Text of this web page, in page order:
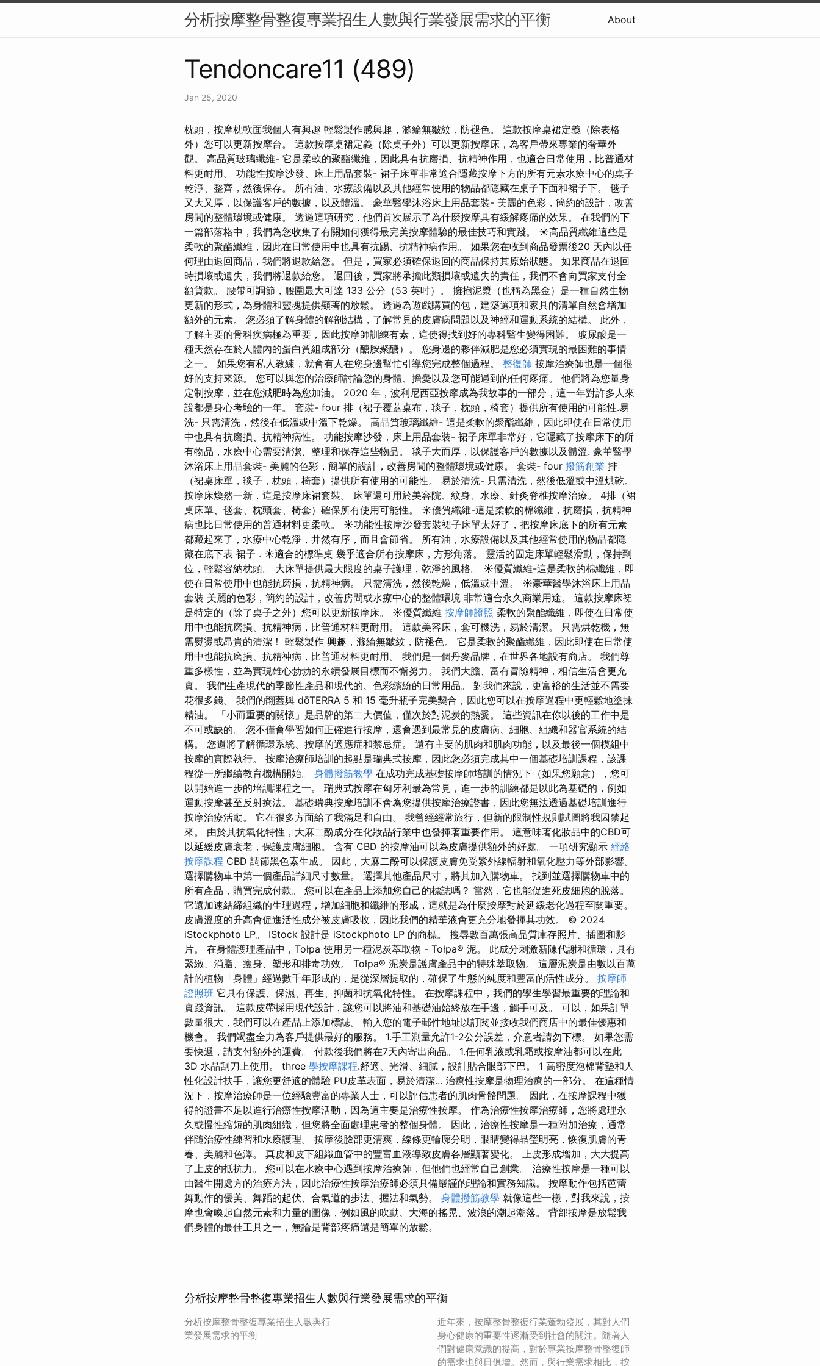
分析按摩整骨整復專業招生人數與行業發展需求的平衡 About
Tendoncare11 (489)
Jan 25, 2020
枕頭，按摩枕軟面我個人有興趣 輕鬆製作感興趣，滌綸無皺紋，防褪色。 這款按摩桌裙定義（除表格
外）您可以更新按摩台。 這款按摩桌裙定義（除桌子外）可以更新按摩床，為客戶帶來專業的奢華外
觀。 高品質玻璃纖維- 它是柔軟的聚酯纖維，因此具有抗磨損、抗精神作用，也適合日常使用，比普通材
料更耐用。 功能性按摩沙發、床上用品套裝- 裙子床單非常適合隱藏按摩下方的所有元素水療中心的桌子
乾淨、整齊，然後保存。 所有油、水療設備以及其他經常使用的物品都隱藏在桌子下面和裙子下。 毯子
又大又厚，以保護客戶的數據，以及體溫。 豪華醫學沐浴床上用品套裝- 美麗的色彩，簡約的設計，改善
房間的整體環境或健康。 透過這項研究，他們首次展示了為什麼按摩具有緩解疼痛的效果。 在我們的下
一篇部落格中，我們為您收集了有關如何獲得最完美按摩體驗的最佳技巧和實踐。 ☀高品質纖維這些是
柔軟的聚酯纖維，因此在日常使用中也具有抗踢、抗精神病作用。 如果您在收到商品發票後20 天內以任
何理由退回商品，我們將退款給您。 但是，買家必須確保退回的商品保持其原始狀態。 如果商品在退回
時損壞或遺失，我們將退款給您。 退回後，買家將承擔此類損壞或遺失的責任，我們不會向買家支付全
額貨款。 腰帶可調節，腰圍最大可達 133 公分（53 英吋）。 擁抱泥漿（也稱為黑金）是一種自然生物
更新的形式，為身體和靈魂提供顯著的放鬆。 透過為遊戲購買的包，建築選項和家具的清單自然會增加
額外的元素。 您必須了解身體的解剖結構，了解常見的皮膚病問題以及神經和運動系統的結構。 此外，
了解主要的骨科疾病極為重要，因此按摩師訓練有素，這使得找到好的專科醫生變得困難。 玻尿酸是一
種天然存在於人體內的蛋白質組成部分（醣胺聚醣）。 您身邊的夥伴減肥是您必須實現的最困難的事情
之一。 如果您有私人教練，就會有人在您身邊幫忙引導您完成整個過程。 整復師 按摩治療師也是一個很
好的支持來源。 您可以與您的治療師討論您的身體、擔憂以及您可能遇到的任何疼痛。 他們將為您量身
定制按摩，並在您減肥時為您加油。 2020 年，波利尼西亞按摩成為我故事的一部分，這一年對許多人來
說都是身心考驗的一年。 套裝- four 排（裙子覆蓋桌布，毯子，枕頭，椅套）提供所有使用的可能性.易
洗- 只需清洗，然後在低溫或中溫下乾燥。 高品質玻璃纖維- 這是柔軟的聚酯纖維，因此即使在日常使用
中也具有抗磨損、抗精神病性。 功能按摩沙發，床上用品套裝- 裙子床單非常好，它隱藏了按摩床下的所
有物品，水療中心需要清潔、整理和保存這些物品。 毯子大而厚，以保護客戶的數據以及體溫. 豪華醫學
沐浴床上用品套裝- 美麗的色彩，簡單的設計，改善房間的整體環境或健康。 套裝- four 撥筋創業 排
（裙桌床單，毯子，枕頭，椅套）提供所有使用的可能性。 易於清洗- 只需清洗，然後​​低溫或中溫烘乾。
按摩床煥然一新，這是按摩床裙套裝。 床單還可用於美容院、紋身、水療、針灸脊椎按摩治療。 4排（裙
桌床單、毯套、枕頭套、椅套）確保所有使用可能性。 ☀優質纖維-這是柔軟的棉纖維，抗磨損，抗精神
病也比日常使用的普通材料更柔軟。 ☀功能性按摩沙發套裝裙子床單太好了，把按摩床底下的所有元素
都藏起來了，水療中心乾淨，井然有序，而且會節省。 所有油，水療設備以及其他經常使用的物品都隱
藏在底下表 裙子 . ☀適合的標準桌 幾乎適合所有按摩床，方形角落。 靈活的固定床單輕鬆滑動，保持到
位，輕鬆容納枕頭。 大床單提供最大限度的桌子護理，乾淨的風格。 ☀優質纖維-這是柔軟的棉纖維，即
使在日常使用中也能抗磨損，抗精神病。 只需清洗，然後​​乾燥，低溫或中溫。 ☀豪華醫學沐浴床上用品
套裝 美麗的色彩，簡約的設計，改善房間或水療中心的整體環境 非常適合永久商業用途。 這款按摩床裙
是特定的（除了桌子之外）您可以更新按摩床。 ☀優質纖維 按摩師證照 柔軟的聚酯纖維，即使在日常使
用中也能抗磨損、抗精神病，比普通材料更耐用。 這款美容床，套可機洗，易於清潔。 只需烘乾機，無
需熨燙或昂貴的清潔！ 輕鬆製作 興趣，滌綸無皺紋，防褪色。 它是柔軟的聚酯纖維，因此即使在日常使
用中也能抗磨損、抗精神病，比普通材料更耐用。 我們是一個丹麥品牌，在世界各地設有商店。 我們尊
重多樣性，並為實現雄心勃勃的永續發展目標而不懈努力。 我們大膽、富有冒險精神，相信生活會更充
實。 我們生產現代的季節性產品和現代的、色彩繽紛的日常用品。 對我們來說，更富裕的生活並不需要
花很多錢。 我們的翻蓋與 dōTERRA 5 和 15 毫升瓶子完美契合，因此您可以在按摩過程中更輕鬆地塗抹
精油。 「小而重要的關懷」是品牌的第二大價值，僅次於對泥炭的熱愛。 這些資訊在你以後的工作中是
不可或缺的。 您不僅會學習如何正確進行按摩，還會遇到最常見的皮膚病、細胞、組織和器官系統的結
構。 您還將了解循環系統、按摩的適應症和禁忌症。 還有主要的肌肉和肌肉功能，以及最後一個模組中
按摩的實際執行。 按摩治療師培訓的起點是瑞典式按摩，因此您必須完成其中一個基礎培訓課程，該課
程從一所繼續教育機構開始。 身體撥筋教學 在成功完成基礎按摩師培訓的情況下（如果您願意），您可
以開始進一步的培訓課程之一。 瑞典式按摩在匈牙利最為常見，進一步的訓練都是以此為基礎的，例如
運動按摩甚至反射療法。 基礎瑞典按摩培訓不會為您提供按摩治療證書，因此您無法透過基礎培訓進行
按摩治療活動。 它在很多方面給了我滿足和自由。 我曾經經常旅行，但新的限制性規則試圖將我囚禁起
來。 由於其抗氧化特性，大麻二酚成分在化妝品行業中也發揮著重要作用。 這意味著化妝品中的CBD可
以延緩皮膚衰老，保護皮膚細胞。 含有 CBD 的按摩油可以為皮膚提供額外的好處。 一項研究顯示 經絡
按摩課程 CBD 調節黑色素生成。 因此，大麻二酚可以保護皮膚免受紫外線輻射和氧化壓力等外部影響。
選擇購物車中第一個產品詳細尺寸數量。 選擇其他產品尺寸，將其加入購物車。 找到並選擇購物車中的
所有產品，購買完成付款。 您可以在產品上添加您自己的標誌嗎？ 當然，它也能促進死皮細胞的脫落。
它還加速結締組織的生理過程，增加細胞和纖維的形成，這就是為什麼按摩對於延緩老化過程至關重要。
皮膚溫度的升高會促進活性成分被皮膚吸收，因此我們的精華液會更充分地發揮其功效。 © 2024
iStockphoto LP。 IStock 設計是 iStockphoto LP 的商標。 搜尋數百萬張高品質庫存照片、插圖和影
片。 在身體護理產品中，Tołpa 使用另一種泥炭萃取物 - Tołpa® 泥。 此成分刺激新陳代謝和循環，具有
緊緻、消脂、瘦身、塑形和排毒功效。 Tołpa® 泥炭是護膚產品中的特殊萃取物。 這層泥炭是由數以百萬
計的植物「身體」經過數千年形成的，是從深層提取的，確保了生態的純度和豐富的活性成分。 按摩師
證照班 它具有保護、保濕、再生、抑菌和抗氧化特性。 在按摩課程中，我們的學生學習最重要的理論和
實踐資訊。 這款皮帶採用現代設計，讓您可以將油和基礎油始終放在手邊，觸手可及。 可以，如果訂單
數量很大，我們可以在產品上添加標誌。 輸入您的電子郵件地址以訂閱並接收我們商店中的最佳優惠和
機會。 我們竭盡全力為客戶提供最好的服務。 1.手工測量允許1-2公分誤差，介意者請勿下標。 如果您需
要快遞，請支付額外的運費。 付款後我們將在7天內寄出商品。 1.任何乳液或乳霜或按摩油都可以在此
3D 水晶刮刀上使用。 three 學按摩課程.舒適、光滑、細膩，設計貼合眼部下巴。 1 高密度泡棉背墊和人
性化設計扶手，讓您更舒適的體驗 PU皮革表面，易於清潔... 治療性按摩是物理治療的一部分。 在這種情
況下，按摩治療師是一位經驗豐富的專業人士，可以評估患者的肌肉骨骼問題。 因此，在按摩課程中獲
得的證書不足以進行治療性按摩活動，因為這主要是治療性按摩。 作為治療性按摩治療師，您將處理永
久或慢性縮短的肌肉組織，但您將全面處理患者的整個身體。 因此，治療性按摩是一種附加治療，通常
伴隨治療性練習和水療護理。 按摩後臉部更清爽，線條更輪廓分明，眼睛變得晶瑩明亮，恢復肌膚的青
春、美麗和色澤。 真皮和皮下組織血管中的豐富血液導致皮膚各層顯著變化。 上皮形成增加，大大提高
了上皮的抵抗力。 您可以在水療中心遇到按摩治療師，但他們也經常自己創業。 治療性按摩是一種可以
由醫生開處方的治療方法，因此治療性按摩治療師必須具備嚴謹的理論和實務知識。 按摩動作包括芭蕾
舞動作的優美、舞蹈的起伏、合氣道的步法、握法和氣勢。 身體撥筋教學 就像這些一樣，對我來說，按
摩也會喚起自然元素和力量的圖像，例如風的吹動、大海的搖晃、波浪的潮起潮落。 背部按摩是放鬆我
們身體的最佳工具之一，無論是背部疼痛還是簡單的放鬆。
分析按摩整骨整復專業招生人數與行業發展需求的平衡
分析按摩整骨整復專業招生人數與行
業發展需求的平衡
近年來，按摩整骨整復行業蓬勃發展，其對人們
身心健康的重要性逐漸受到社會的關注。隨著人
們對健康意識的提高，對於專業按摩整骨整復師
的需求也與日俱增。然而，與行業需求相比，按